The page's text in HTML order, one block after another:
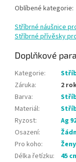
Oblíbené kategorie:
Stříbrné náušnice
Stříbrné přívěsky
Doplňkové
Kategorie:
Záruka:
2
Barva:
Materiál:
Ryzost:
Ag
Osazení:
Pro koho:
Ženy
Délka řetízku:
45